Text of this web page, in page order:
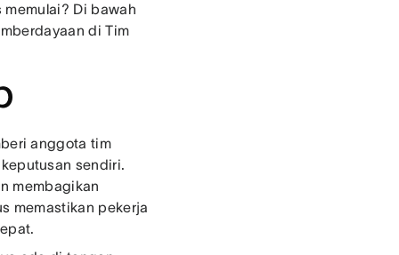
Di bawah
di Tim
anggota tim
sendiri.
membagikan
memastikan pekerja